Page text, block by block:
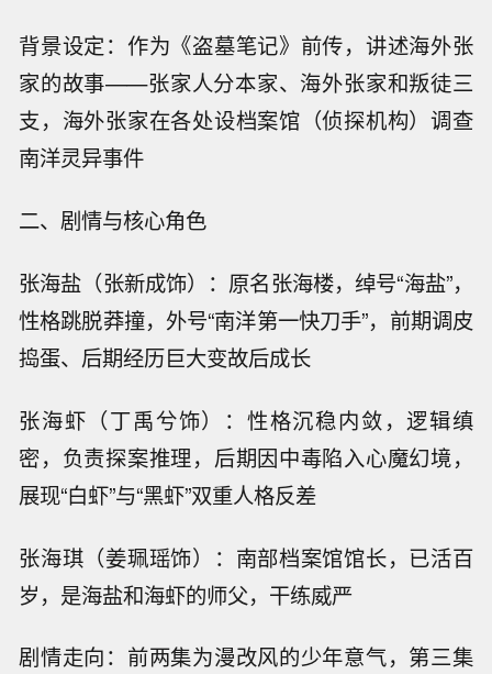
背景设定：作为《盗墓笔记》前传，讲述海外张
家的故事——张家人分本家、海外张家和叛徒三
支，海外张家在各处设档案馆（侦探机构）调查
南洋灵异事件
二、剧情与核心角色
张海盐（张新成饰）：原名张海楼，绰号“海盐”，
性格跳脱莽撞，外号“南洋第一快刀手”，前期调皮
捣蛋、后期经历巨大变故后成长
张海虾（丁禹兮饰）：性格沉稳内敛，逻辑缜
密，负责探案推理，后期因中毒陷入心魔幻境，
展现“白虾”与“黑虾”双重人格反差
张海琪（姜珮瑶饰）：南部档案馆馆长，已活百
岁，是海盐和海虾的师父，干练威严
剧情走向：前两集为漫改风的少年意气，第三集